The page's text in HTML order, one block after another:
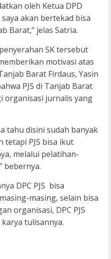
oleh Ketua DPD
akan bertekad bisa
Barat,” jelas Satria.
SK tersebut
motivasi atas
Barat Firdaus, Yasin
PJS di Tanjab Barat
organisasi jurnalis yang
tahu disini sudah banyak
tetapi PJS bisa ikut
melalui pelatihan-
bebernya.
DPC PJS bisa
masing, selain bisa
organisasi, DPC PJS
tulisannya.